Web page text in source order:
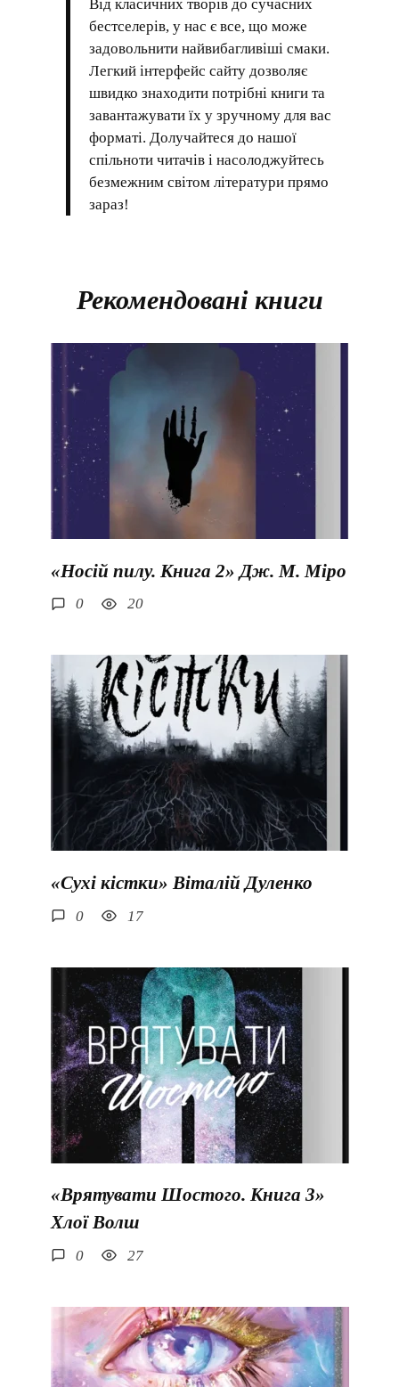
Від класичних творів до сучасних
бестселерів, у нас є все, що може
задовольнити найвибагливіші смаки.
Легкий інтерфейс сайту дозволяє
швидко знаходити потрібні книги та
завантажувати їх у зручному для вас
форматі. Долучайтеся до нашої
спільноти читачів і насолоджуйтесь
безмежним світом літератури прямо
зараз!
Рекомендовані книги
«Носій пилу. Книга 2» Дж. М. Міро
0 20
«Сухі кістки» Віталій Дуленко
0 17
«Врятувати Шостого. Книга 3»
Хлої Волш
0 27